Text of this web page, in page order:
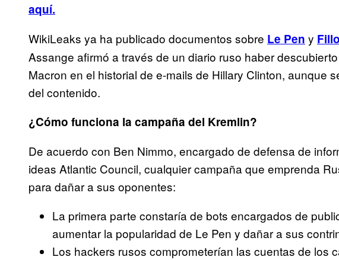
aquí.
WikiLeaks ya ha publicado documentos sobre Le Pen y
Assange afirmó a través de un diario ruso haber
Macron en el historial de e-mails de Hillary Clinton, aunque
del contenido.
¿Cómo funciona la campaña del Kremlin?
De acuerdo con Ben Nimmo, encargado de defensa de
ideas Atlantic Council, cualquier campaña que emprenda
para dañar a sus oponentes:
La primera parte constaría de bots encargados de
aumentar la popularidad de Le Pen y dañar a sus
Los hackers rusos comprometerían las cuentas de los